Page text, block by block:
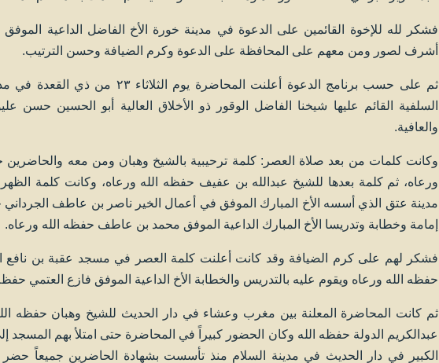
فشكر لله للإخوة القائمين على الدعوة في مدينة خورة الأخ الفاضل الداعية
أشرف لصور ومن معهم على المحافظة على الدعوة وكرم الضيافة وحسن الترتيب.
ثم على حسب برنامج الدعوة أعلنت
السلفية القائم عليها شيخنا الفاضل الوقور ذو الأخلاق العالية أبو الحسين حسن
والعافية.
وكانت كلمات من بعد صلاة العصر: كلمة ترحيبية بالشيخ وهبان ومن معه
ورعاه، ثم كلمة بعدها للشيخ عبدالله بن عفيف حفظه الله ورعاه، وكانت كلمة
مدينة عتق الذي أسسه الأخ المبارك الموفق في أعمال الخير ناصر بن عاطف
إمامة وخطابة وتدريسا الأخ المبارك الداعية الموفق محمد بن عاطف حفظه الله ورعاه.
فشكر لهم على كرم الضيافة وقد كانت أعلنت كلمة العصر في مسجد عقبة بن
حفظه الله ورعاه ويقوم عليه بالتدريس والخطابة الأخ الداعية الموفق فازع العتمي
ثم كانت المحاضرة المعلنة بين مغرب وعشاء في دار الحديث للشيخ وهبان حفظه
عبدالكريم الدولة حفظه الله وكان الحضور كبيراً في المحاضرة حتى امتلأ بهم
الكبير في دار الحديث في مدينة السلام منذ تأسست بشهادة الحاضرين جميعاً